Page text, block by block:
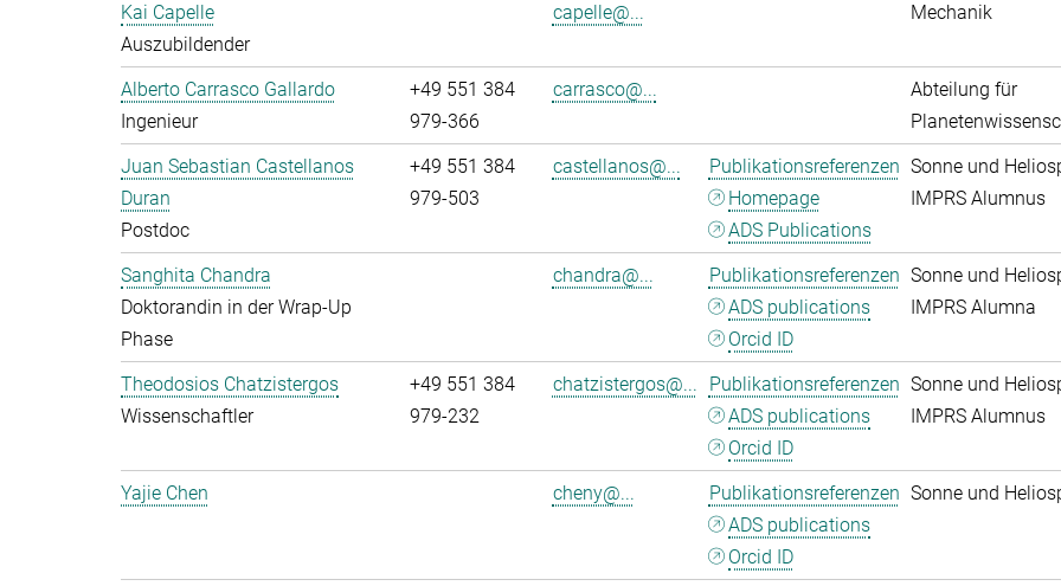
Kai Capelle
Auszubildender
capelle@... Mechanik
Alberto Carrasco Gallardo
Ingenieur
+49 551 384
979-366
carrasco@...
Abteilung für
Juan Sebastian Castellanos
Duran
Postdoc
+49 551 384
979-503
castellanos@...
Publikationsreferenzen
Homepage
ADS Publications
Sonne und
IMPRS Alumnus
Sanghita Chandra
Doktorandin in der Wrap-Up
Phase
chandra@...
Publikationsreferenzen
ADS publications
Orcid ID
Sonne und
IMPRS Alumna
Theodosios Chatzistergos
Wissenschaftler
+49 551 384
979-232
chatzistergos@...
Publikationsreferenzen
ADS publications
Orcid ID
Sonne und
IMPRS Alumnus
Yajie Chen cheny@...
Publikationsreferenzen
ADS publications
Orcid ID
Sonne und